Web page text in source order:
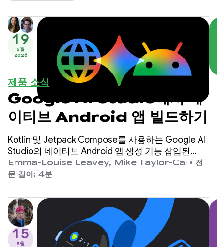
19
5월
2026
제품 소식
Google AI Studio에서 네
이티브 Android 앱 빌드하기
Kotlin 및 Jetpack Compose를 사용하는 Google AI
Studio의 네이티브 Android 앱 생성 기능 삽입된
Android 에뮬레이터에서 앱을 미리 보고 실제 연결된
기기에 배포하는 기능 Google Play 개발자는 Play
수 있습니다.
Emma-Louise Leavey, Mike Taylor-Cai • 전
문 길이: 4분
15
5월